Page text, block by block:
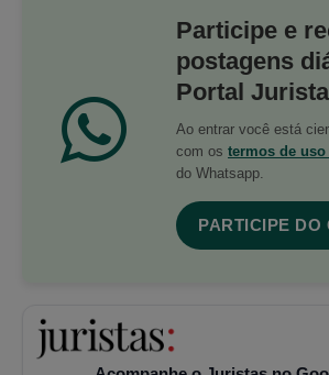
Participe e
postagens
Portal
Ao entrar você está
com os termos de uso
do Whatsapp.
PARTICIPE DO